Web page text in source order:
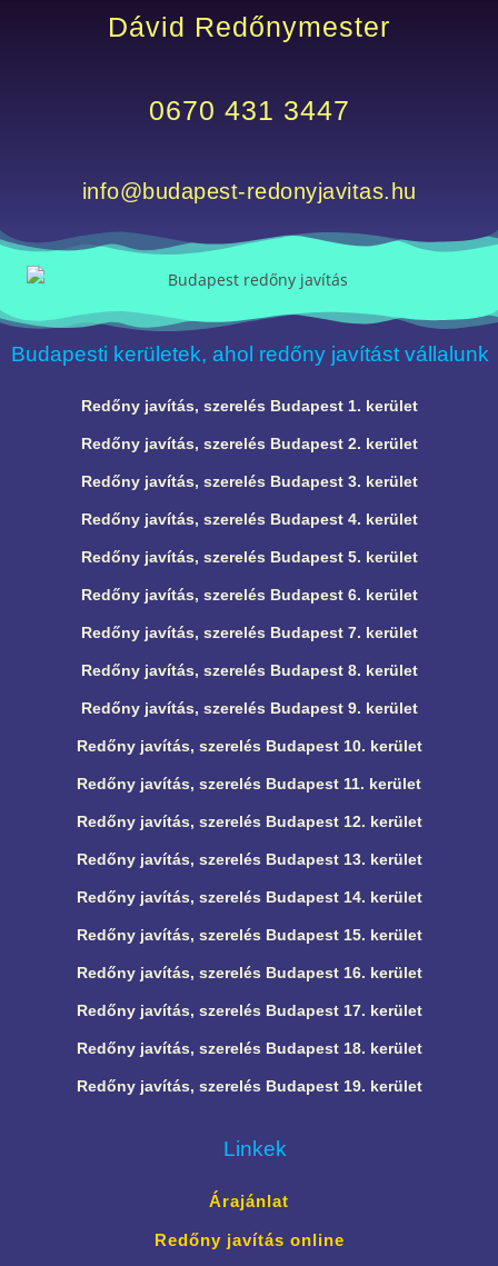
Dávid Redőnymester
0670 431 3447
info@budapest-redonyjavitas.hu
Budapesti kerületek, ahol redőny javítást vállalunk
Redőny javítás, szerelés Budapest 1. kerület
Redőny javítás, szerelés Budapest 2. kerület
Redőny javítás, szerelés Budapest 3. kerület
Redőny javítás, szerelés Budapest 4. kerület
Redőny javítás, szerelés Budapest 5. kerület
Redőny javítás, szerelés Budapest 6. kerület
Redőny javítás, szerelés Budapest 7. kerület
Redőny javítás, szerelés Budapest 8. kerület
Redőny javítás, szerelés Budapest 9. kerület
Redőny javítás, szerelés Budapest 10. kerület
Redőny javítás, szerelés Budapest 11. kerület
Redőny javítás, szerelés Budapest 12. kerület
Redőny javítás, szerelés Budapest 13. kerület
Redőny javítás, szerelés Budapest 14. kerület
Redőny javítás, szerelés Budapest 15. kerület
Redőny javítás, szerelés Budapest 16. kerület
Redőny javítás, szerelés Budapest 17. kerület
Redőny javítás, szerelés Budapest 18. kerület
Redőny javítás, szerelés Budapest 19. kerület
Linkek
Árajánlat
Redőny javítás online